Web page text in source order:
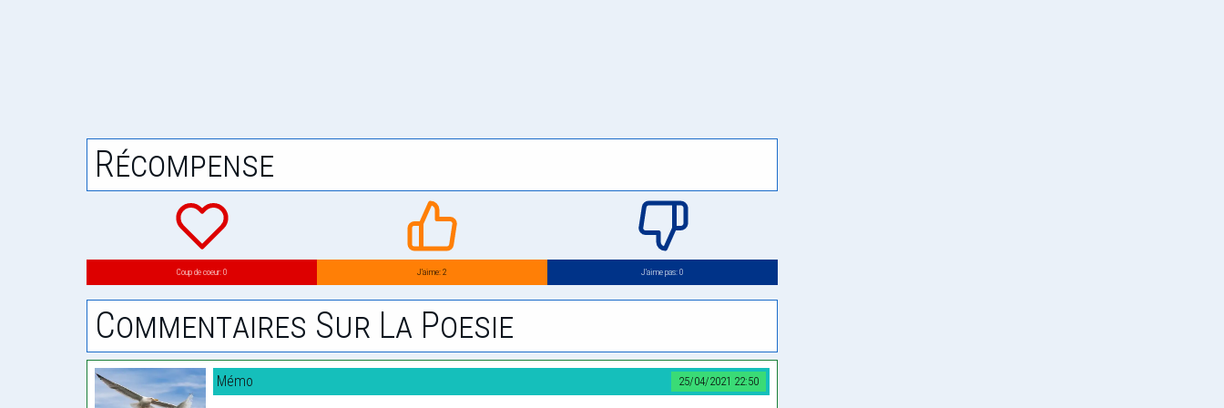
Récompense
Coup de coeur: 0 J’aime: 2 J’aime pas: 0
Commentaires Sur La Poesie
25/04/2021 22:50
Mémo